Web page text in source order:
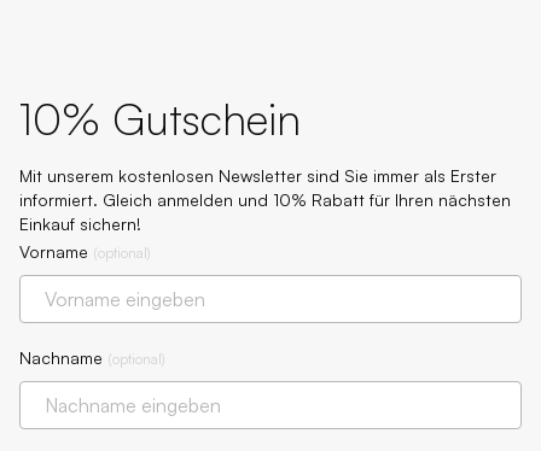
10% Gutschein
Mit unserem kostenlosen Newsletter sind Sie immer als Erster
informiert. Gleich anmelden und 10% Rabatt für Ihren nächsten
Einkauf sichern!
Vorname (optional)
Nachname (optional)